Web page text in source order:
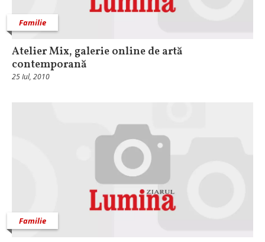
Familie
Atelier Mix, galerie online de artă
contemporană
25 Iul, 2010
Familie